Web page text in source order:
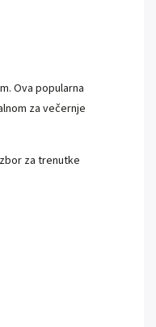
Ova popularna
za večernje
za trenutke